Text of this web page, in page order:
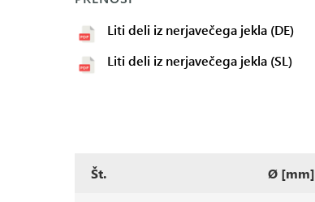
Liti deli iz nerjavečega jekla (DE)
Liti deli iz nerjavečega jekla (SL)
Št. Ø [mm]